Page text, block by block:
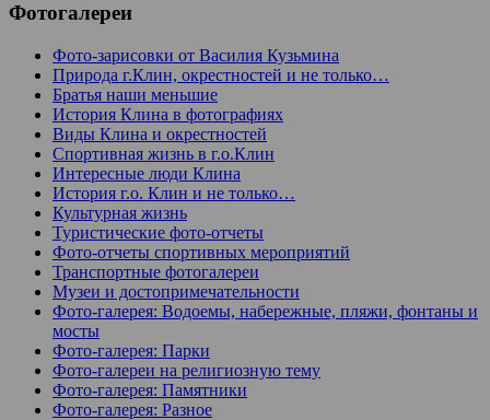
Фотогалереи
Фото-зарисовки от Василия Кузьмина
Природа г.Клин, окрестностей и не только…
Братья наши меньшие
История Клина в фотографиях
Виды Клина и окрестностей
Спортивная жизнь в г.о.Клин
Интересные люди Клина
История г.о. Клин и не только…
Культурная жизнь
Туристические фото-отчеты
Фото-отчеты спортивных мероприятий
Транспортные фотогалереи
Музеи и достопримечательности
Фото-галерея: Водоемы, набережные, пляжи, фонтаны и
мосты
Фото-галерея: Парки
Фото-галереи на религиозную тему
Фото-галерея: Памятники
Фото-галерея: Разное